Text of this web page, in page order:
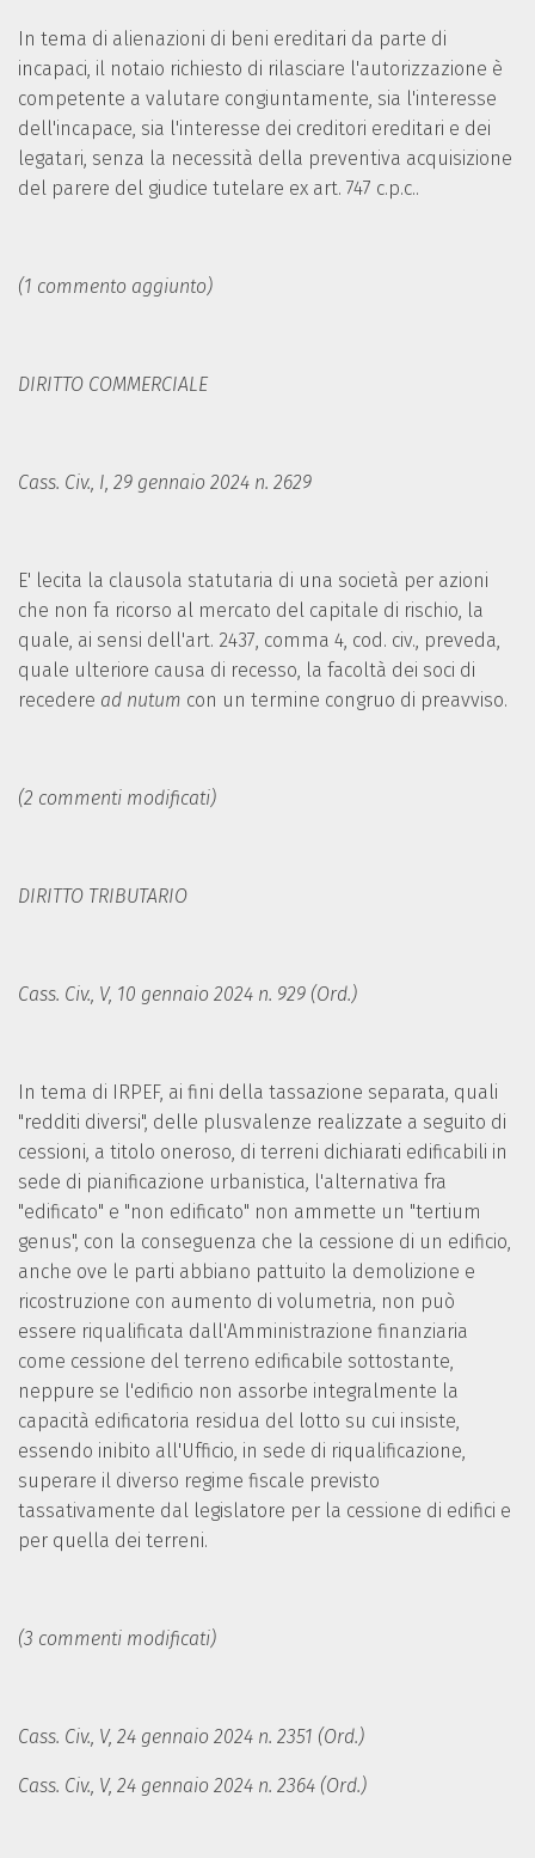
In tema di alienazioni di beni ereditari da parte di
incapaci, il notaio richiesto di rilasciare l'autorizzazione è
competente a valutare congiuntamente, sia l'interesse
dell'incapace, sia l'interesse dei creditori ereditari e dei
legatari, senza la necessità della preventiva acquisizione
del parere del giudice tutelare ex art. 747 c.p.c..
(1 commento aggiunto)
DIRITTO COMMERCIALE
Cass. Civ., I, 29 gennaio 2024 n. 2629
E' lecita la clausola statutaria di una società per azioni
che non fa ricorso al mercato del capitale di rischio, la
quale, ai sensi dell'art. 2437, comma 4, cod. civ., preveda,
quale ulteriore causa di recesso, la facoltà dei soci di
recedere ad nutum con un termine congruo di preavviso.
(2 commenti modificati)
DIRITTO TRIBUTARIO
Cass. Civ., V, 10 gennaio 2024 n. 929 (Ord.)
In tema di IRPEF, ai fini della tassazione separata, quali
"redditi diversi", delle plusvalenze realizzate a seguito di
cessioni, a titolo oneroso, di terreni dichiarati edificabili in
sede di pianificazione urbanistica, l'alternativa fra
"edificato" e "non edificato" non ammette un "tertium
genus", con la conseguenza che la cessione di un edificio,
anche ove le parti abbiano pattuito la demolizione e
ricostruzione con aumento di volumetria, non può
essere riqualificata dall'Amministrazione finanziaria
come cessione del terreno edificabile sottostante,
neppure se l'edificio non assorbe integralmente la
capacità edificatoria residua del lotto su cui insiste,
essendo inibito all'Ufficio, in sede di riqualificazione,
superare il diverso regime fiscale previsto
tassativamente dal legislatore per la cessione di edifici e
per quella dei terreni.
(3 commenti modificati)
Cass. Civ., V, 24 gennaio 2024 n. 2351 (Ord.)
Cass. Civ., V, 24 gennaio 2024 n. 2364 (Ord.)